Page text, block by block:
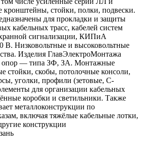
стойки, полки, подвески.
для прокладки и защиты
кабельных трасс, кабелей систем
сигнализации, КИПиА
В. Низковольтные и высоковольтные
Изделия ГлавЭлектроМонтажа
— типа ЗФ, ЗА. Монтажные
стойки, скобы, потолочные консоли,
уголки, профили (зетовые, С-
для организации кабельных
коробки и светильники. Также
металлоконструкции по
включая тяжёлые кабельные лотки,
конструкции